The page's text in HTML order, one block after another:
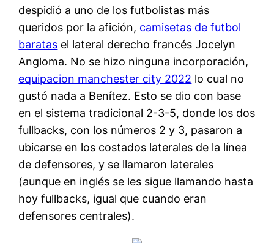
despidió a uno de los futbolistas más
queridos por la afición, camisetas de futbol
baratas el lateral derecho francés Jocelyn
Angloma. No se hizo ninguna incorporación,
equipacion manchester city 2022 lo cual no
gustó nada a Benítez. Esto se dio con base
en el sistema tradicional 2-3-5, donde los dos
fullbacks, con los números 2 y 3, pasaron a
ubicarse en los costados laterales de la línea
de defensores, y se llamaron laterales
(aunque en inglés se les sigue llamando hasta
hoy fullbacks, igual que cuando eran
defensores centrales).